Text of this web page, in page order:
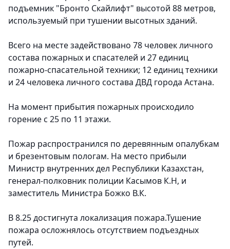
подъемник "Бронто Скайлифт" высотой 88 метров,
используемый при тушении высотных зданий.
Всего на месте задействовано 78 человек личного
состава пожарных и спасателей и 27 единиц
пожарно-спасательной техники; 12 единиц техники
и 24 человека личного состава ДВД города Астана.
На момент прибытия пожарных происходило
горение с 25 по 11 этажи.
Пожар распространился по деревянным опалубкам
и брезентовым пологам. На место прибыли
Министр внутренних дел Республики Казахстан,
генерал-полковник полиции Касымов К.Н, и
заместитель Министра Божко В.К.
В 8.25 достигнута локализация пожара.Тушение
пожара осложнялось отсутствием подъездных
путей.